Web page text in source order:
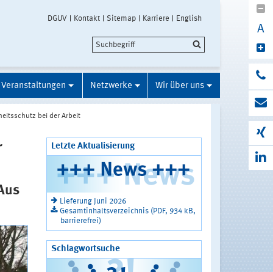
DGUV Kontakt Sitemap Karriere English
A
Veranstaltungen Netzwerke Wir über uns
bei der Arbeit
Letzte Aktualisierung
Lieferung Juni 2026
Gesamtinhaltsverzeichnis (PDF, 934 kB,
barrierefrei)
Schlagwortsuche